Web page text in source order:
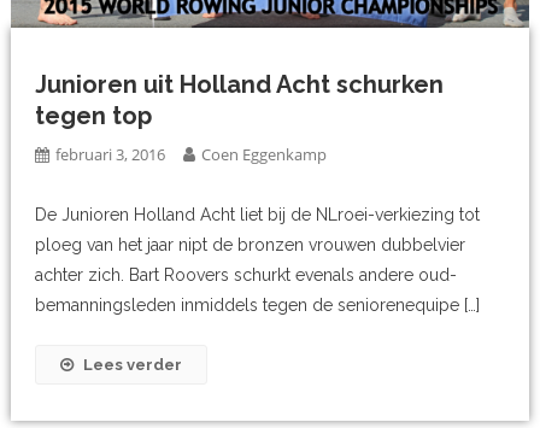
Junioren uit Holland Acht schurken
tegen top
februari 3, 2016 Coen Eggenkamp
De Junioren Holland Acht liet bij de NLroei-verkiezing tot
ploeg van het jaar nipt de bronzen vrouwen dubbelvier
achter zich. Bart Roovers schurkt evenals andere oud-
bemanningsleden inmiddels tegen de seniorenequipe […]
Lees verder